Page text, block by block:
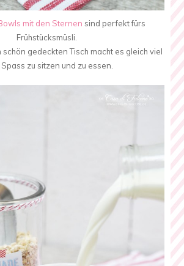
mit den Sternen sind perfekt fürs
Frühstücksmüsli.
schön gedeckten Tisch macht es gleich viel
zu sitzen und zu essen.